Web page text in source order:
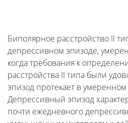
Биполярное расстройство II
депрессивном эпизоде,
когда требования к
расстройства II типа были
эпизод протекает в
Депрессивный эпизод
почти ежедневного